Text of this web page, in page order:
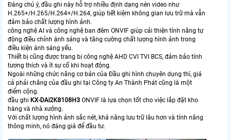
Đáng chú ý, đầu ghi này hỗ trợ nhiều định dạng nén video như
H.265+/H.265/H.264+/H.264, giúp tiết kiệm không gian lưu trữ mà vẫn
đảm bảo chất lượng hình ảnh.
công nghệ AI và công nghệ ban đêm ONVIF giúp cải thiện tính năng tự
động điều chỉnh ánh sáng và tăng cường chất lượng hình ảnh trong
điều kiện ánh sáng yếu.
Thiết bị cũng được trang bị công nghệ AHD CVI TVI BCS, đảm bảo tính
tương thích và ít sự cố khi hoạt động.
Ngoài những chức năng cơ bản của Đầu ghi hình chuyên dụng thì, giá
cả phải chăng của đầu ghi tại Công ty An Thành Phát cũng là một
điểm cộng.
đầu ghi KX-DAi2K8108H3 ONVIF là lựa chọn tốt cho việc lắp đặt kho
hàng và nhà xưởng.
Với chất lượng hình ảnh sắc nét, khả năng lưu trữ lâu hơn và tính năng
thông minh, nó đáng giá để đầu tư.